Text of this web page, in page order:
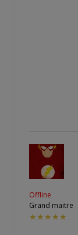
Offline
Grand maitre
★★★★★